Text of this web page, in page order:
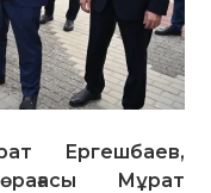
Ергешбаев,
Мұрат